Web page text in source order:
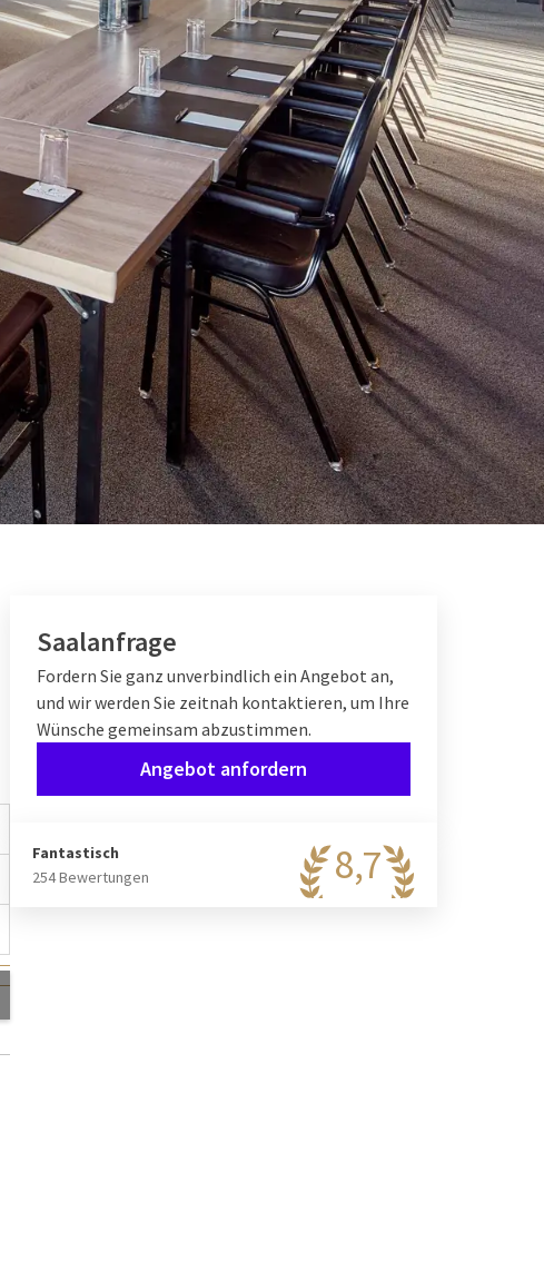
Saalanfrage
Fordern Sie ganz unverbindlich ein Angebot an,
und wir werden Sie zeitnah kontaktieren, um Ihre
Wünsche gemeinsam abzustimmen.
Angebot anfordern
8,7
Fantastisch
254 Bewertungen